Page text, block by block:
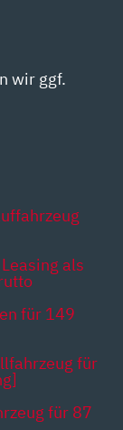
wir ggf.
als
für 149
für
für 87